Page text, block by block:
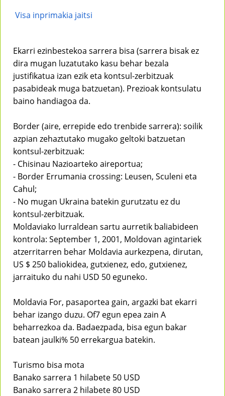
Visa inprimakia jaitsi
Ekarri ezinbestekoa sarrera bisa (sarrera bisak ez
dira mugan luzatutako kasu behar bezala
justifikatua izan ezik eta kontsul-zerbitzuak
pasabideak muga batzuetan). Prezioak kontsulatu
baino handiagoa da.
Border (aire, errepide edo trenbide sarrera): soilik
azpian zehaztutako mugako geltoki batzuetan
kontsul-zerbitzuak:
- Chisinau Nazioarteko aireportua;
- Border Errumania crossing: Leusen, Sculeni eta
Cahul;
- No mugan Ukraina batekin gurutzatu ez du
kontsul-zerbitzuak.
Moldaviako lurraldean sartu aurretik baliabideen
kontrola: September 1, 2001, Moldovan agintariek
atzerritarren behar Moldavia aurkezpena, dirutan,
US $ 250 baliokidea, gutxienez, edo, gutxienez,
jarraituko du nahi USD 50 eguneko.
Moldavia For, pasaportea gain, argazki bat ekarri
behar izango duzu. Of7 egun epea zain A
beharrezkoa da. Badaezpada, bisa egun bakar
batean jaulki% 50 errekargua batekin.
Turismo bisa mota
Banako sarrera 1 hilabete 50 USD
Banako sarrera 2 hilabete 80 USD